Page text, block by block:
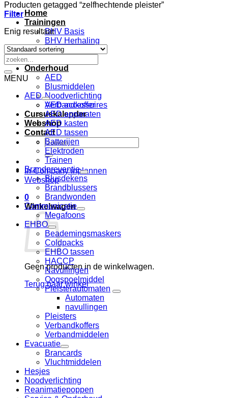
Home
Trainingen
BHV Basis
BHV Herhaling
EHBO
Onderhoud
AED
Blusmiddelen
Noodverlichting
Verbandkoffer
Cursuskalender
Webshop
Contact
Zoeken
naar:
In-Company inplannen
Webshop
0
Winkelwagen
Geen producten in de winkelwagen.
Terug naar winkel
Producten getagged “zelfhechtende pleister”
Filter
Enig resultaat
Zoeken
naar:
MENU
AED
AED accessoires
AED apparaten
AED kasten
AED tassen
Batterijen
Elektroden
Trainen
Brandpreventie
Blusdekens
Brandblussers
Brandwonden
Communicatie
Megafoons
EHBO
Beademingsmaskers
Coldpacks
EHBO tassen
HACCP
Navullingen
Oogspoelmiddel
Pleisterautomaten
Automaten
navullingen
Pleisters
Verbandkoffers
Verbandmiddelen
Evacuatie
Brancards
Vluchtmiddelen
Hesjes
Noodverlichting
Reanimatiepoppen